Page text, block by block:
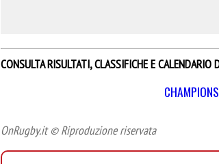
CONSULTA RISULTATI, CLASSIFICHE E CALENDARIO
OnRugby.it © Riproduzione riservata